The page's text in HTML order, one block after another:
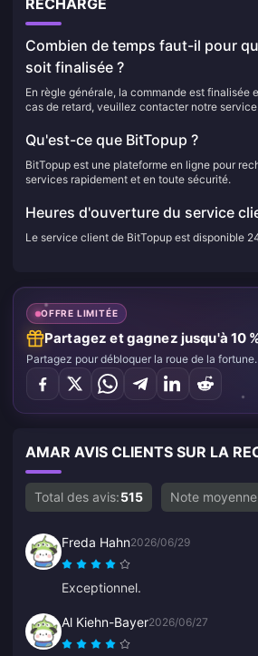
Combien de temps faut-il pour
soit finalisée ?
En règle générale, la commande est finalisée
cas de retard, veuillez contacter notre
Qu'est-ce que BitTopup ?
BitTopup est une plateforme en ligne pour
services rapidement et en toute sécurité.
Heures d'ouverture du service
Le service client de BitTopup est disponible
OFFRE LIMITÉE
Partagez et gagnez jusqu'à 10
Partagez pour débloquer la roue de la fortune.
AMAR AVIS CLIENTS SUR LA
Total des avis:515 Note moyenne
Freda Hahn2026/06/29
Exceptionnel.
Al Kiehn-Bayer2026/06/27